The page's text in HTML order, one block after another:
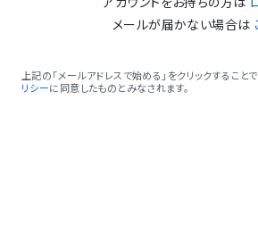
メールが届かない場合は
上記の「メールアドレスで始める」をクリックすることで
リシーに同意したものとみなされます。